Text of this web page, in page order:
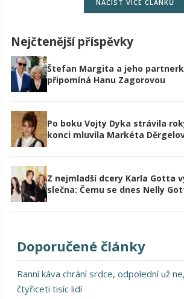
NAČÍST VÍCE ČLÁNKŮ
Nejčtenější příspěvky
Štefan Margita a jeho
připomíná Hanu Zagorovou
Po boku Vojty Dyka strávila
konci mluvila Markéta
Z nejmladší dcery Karla Gotta
slečna: Čemu se dnes Nelly
Doporučené články
Ranní káva chrání srdce, odpolední už
čtyřiceti tisíc lidí